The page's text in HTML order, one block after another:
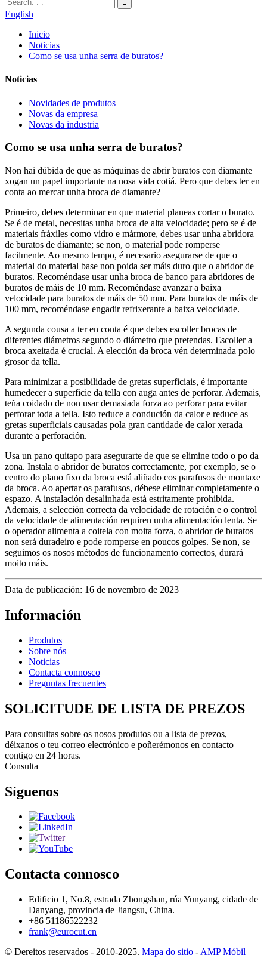
English
Inicio
Noticias
Como se usa unha serra de buratos?
Noticias
Novidades de produtos
Novas da empresa
Novas da industria
Como se usa unha serra de buratos?
Non hai dúbida de que as máquinas de abrir buratos con diamante
xogan un papel importante na nosa vida cotiá. Pero que debes ter en
conta ao mercar unha broca de diamante?
Primeiro, debes determinar en que material planeas cortar o burato.
Se é de metal, necesitas unha broca de alta velocidade; pero se é de
materiais fráxiles como vidro e mármore, debes usar unha abridora
de buratos de diamante; se non, o material pode romperse
facilmente. Ao mesmo tempo, é necesario asegurarse de que o
material do material base non poida ser máis duro que o abridor de
buratos. Recoméndase usar unha broca de banco para abridores de
buratos de máis de 10 mm. Recoméndase avanzar a baixa
velocidade para buratos de máis de 50 mm. Para buratos de máis de
100 mm, recoméndase engadir refrixerante a baixa velocidade.
A segunda cousa a ter en conta é que debes escoller brocas de
diferentes diámetros segundo o diámetro que pretendas. Escoller a
broca axeitada é crucial. A elección da broca vén determinada polo
grosor da tella.
Para minimizar a posibilidade de gretas superficiais, é importante
humedecer a superficie da tella con auga antes de perforar. Ademais,
teña coidado de non usar demasiada forza ao perforar para evitar
perforar toda a tella. Isto reduce a condución da calor e reduce as
gretas superficiais causadas pola gran cantidade de calor xerada
durante a perforación.
Usa un pano quitapo para asegurarte de que se elimine todo o po da
zona. Instala o abridor de buratos correctamente, por exemplo, se o
centro do plano fixo da broca está aliñado cos parafusos de montaxe
da broca. Ao apertar os parafusos, débese eliminar completamente o
espazo. A instalación desalinhada está estritamente prohibida.
Ademais, a selección correcta da velocidade de rotación e o control
da velocidade de alimentación requiren unha alimentación lenta. Se
o operador alimenta a coitela con moita forza, o abridor de buratos
non será duradeiro e pode romperse en poucos golpes. Se non, se
seguimos os nosos métodos de funcionamento correctos, durará
moito máis.
Data de publicación: 16 de novembro de 2023
Información
Produtos
Sobre nós
Noticias
Contacta connosco
Preguntas frecuentes
SOLICITUDE DE LISTA DE PREZOS
Para consultas sobre os nosos produtos ou a lista de prezos,
déixanos o teu correo electrónico e poñerémonos en contacto
contigo en 24 horas.
Consulta
Síguenos
Contacta connosco
Edificio 1, No.8, estrada Zhongshan, rúa Yunyang, cidade de
Danyang, provincia de Jiangsu, China.
+86 51186522232
frank@eurocut.cn
© Dereitos reservados - 2010-2025. Mapa do sitio - AMP Móbil